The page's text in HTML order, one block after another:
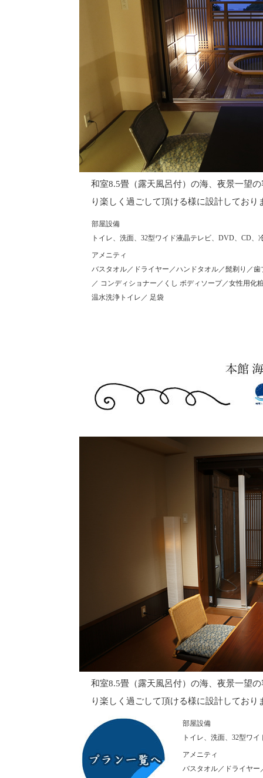
和室8.5畳（露天風呂付）の海、夜景一望
り楽しく過ごして頂ける様に設計しており
部屋設備
トイレ、洗面、32型ワイド液晶テレビ、DVD、CD
アメニティ
バスタオル／ドライヤー／ハンドタオル／髭剃り／
／ コンディショナー／くし ボディソープ／女性用
温水洗浄トイレ／ 足袋
和室8.5畳（露天風呂付）の海、夜景一望
り楽しく過ごして頂ける様に設計しており
部屋設備
トイレ、洗面、32型ワ
アメニティ
バスタオル／ドライヤ